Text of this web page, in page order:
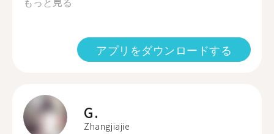
アプリをダウンロードする
G.
Zhangjiajie